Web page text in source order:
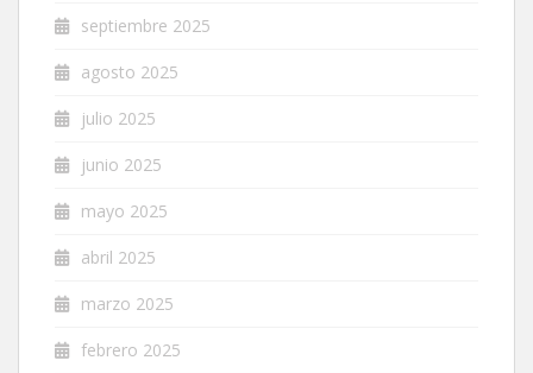
septiembre 2025
agosto 2025
julio 2025
junio 2025
mayo 2025
abril 2025
marzo 2025
febrero 2025